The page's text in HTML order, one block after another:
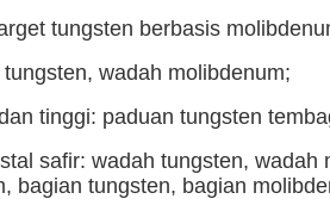
tungsten berbasis
wadah molibdenum;
tinggi: paduan tungsten
safir: wadah tungsten, wadah
bagian tungsten, bagian